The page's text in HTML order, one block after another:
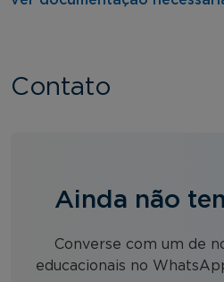
Contato
Ainda não
Converse com um de
educacionais no